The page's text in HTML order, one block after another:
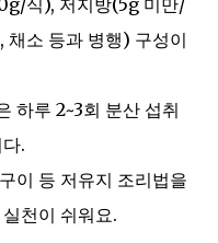
식), 저지방(5g 미만/
채소 등과 병행) 구성이
하루 2~3회 분산 섭취
.
이 등 저유지 조리법을
천이 쉬워요.